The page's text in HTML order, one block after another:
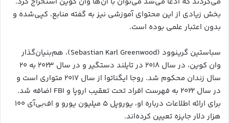
بخش زیادی از این محتوای آموزشی نیز به گفته منابع، کپی‌شده و
بدون اعتبار علمی بوده است.
سباستین گرینوود (Sebastian Karl Greenwood)، هم‌بنیان‌گذار
وان کوین، در سال ۲۰۱۸ در تایلند دستگیر و در سال ۲۰۲۳ به ۲۰
سال زندان محکوم شد. روجا ایگناتوا از سال ۲۰۱۷ متواری است و
در سال ۲۰۲۲ به فهرست افراد تحت تعقیب اروپا و FBI اضافه شد.
برای ارائه اطلاعات درباره او، یوروپل ۵ میلیون یورو و اف‌بی‌آی ۱۰۰
هزار دلار جایزه تعیین کرده‌اند.